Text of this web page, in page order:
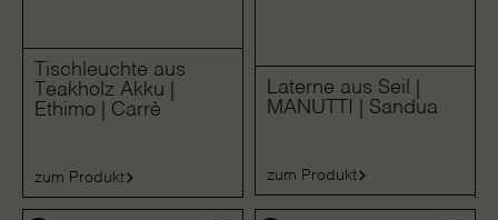
Tischleuchte aus
Teakholz Akku |
Ethimo | Carrè
zum Produkt
Laterne aus Seil |
MANUTTI | Sandua
zum Produkt